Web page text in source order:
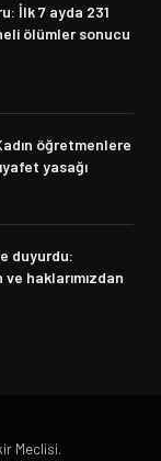
İlk 7 ayda 231
ölümler sonucu
öğretmenlere
yasağı
duyurdu:
haklarımızdan
Meclisi.